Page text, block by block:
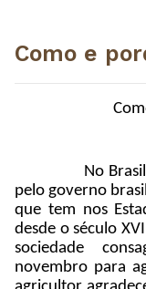
Como e
No
pelo governo
que tem nos
desde o século
sociedade
novembro para